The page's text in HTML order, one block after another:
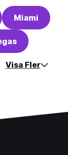
Miami
Visa Fler